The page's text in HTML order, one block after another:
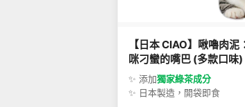
【日本 CIAO】啾嚕肉
咪刁蠻的嘴巴 (多款口味)
✨ 添加獨家綠茶成分
✨ 日本製造，開袋即食